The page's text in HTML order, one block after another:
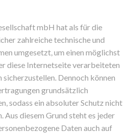
mbH hat als für die
zahlreiche technische und
umgesetzt, um einen möglichst
diese Internetseite verarbeiteten
Dennoch können
grundsätzlich
sodass ein absoluter Schutz nicht
Aus diesem Grund steht es jeder
Daten auch auf